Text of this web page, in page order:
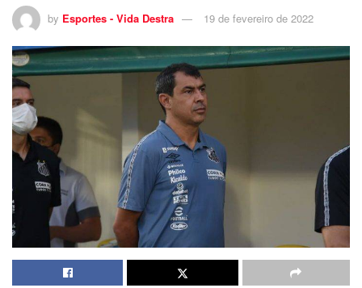
by Esportes - Vida Destra 19 de fevereiro de 2022